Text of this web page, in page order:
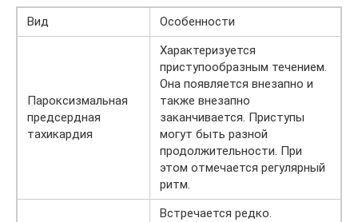
Вид Особенности
Пароксизмальная
предсердная
тахикардия
Характеризуется
приступообразным течением.
Она появляется внезапно и
также внезапно
заканчивается. Приступы
могут быть разной
продолжительности. При
этом отмечается регулярный
ритм.
Встречается редко.